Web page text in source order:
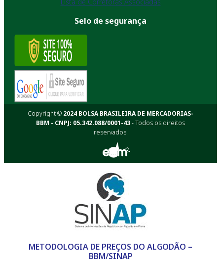
Selo de segurança
Copyright © 2024 BOLSA BRASILEIRA DE MERCADORIAS-
BBM - CNPJ: 05.342.088/0001-43- Todos os direitos
reservados.
METODOLOGIA DE PREÇOS DO ALGODÃO –
BBM/SINAP